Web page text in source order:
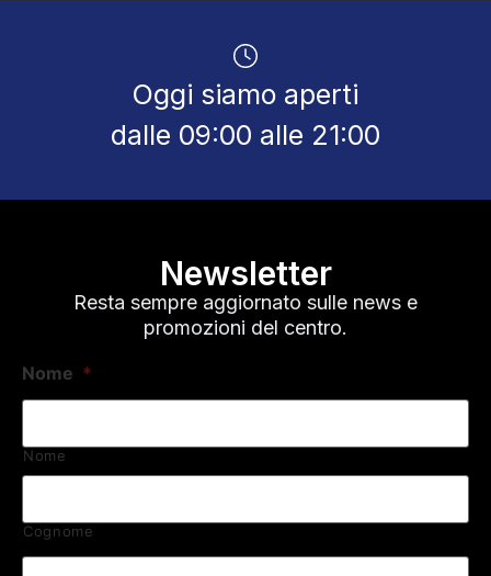
Oggi siamo aperti
dalle 09:00 alle 21:00
Newsletter
Resta sempre aggiornato sulle news e
promozioni del centro.
Nome *
Nome
Cognome